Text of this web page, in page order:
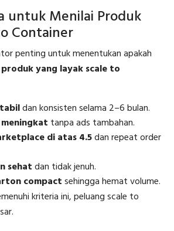
untuk Menilai Produk
Container
penting untuk menentukan apakah
produk yang layak scale to
dan konsisten selama 2–6 bulan.
tanpa ads tambahan.
di atas 4.5dan repeat order
sehatdan tidak jenuh.
compactsehingga hemat volume.
kriteria ini, peluang scale to